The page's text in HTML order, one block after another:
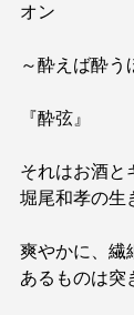
オン
～酔えば酔う
『酔弦』
それはお酒と
堀尾和孝の生
爽やかに、繊
あるものは突